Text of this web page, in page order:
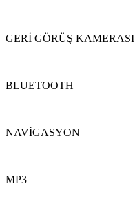
GERİ GÖRÜŞ KAMERASI
BLUETOOTH
NAVİGASYON
MP3